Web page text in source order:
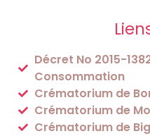
Décret No 2015-
Consommation
Crématorium de
Crématorium de
Crématorium de